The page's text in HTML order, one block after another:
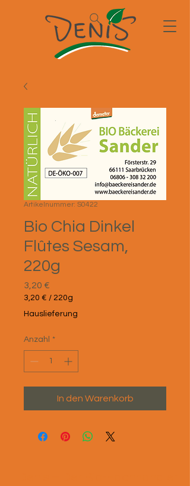
Artikelnummer: S0422
Bio Chia Dinkel
Flûtes Sesam,
220g
3,20 €
3,20 € / 220g
3,20 €
Gramm
Hauslieferung
Anzahl *
In den Warenkorb